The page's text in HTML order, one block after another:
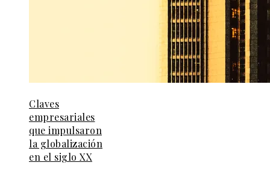
Claves
empresariales
que impulsaron
la globalización
en el siglo XX